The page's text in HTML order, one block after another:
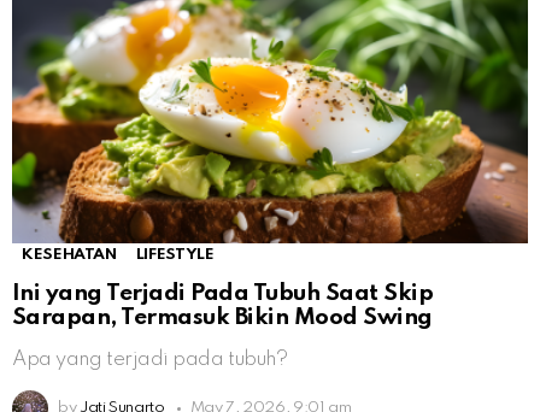
KESEHATAN LIFESTYLE
Ini yang Terjadi Pada Tubuh Saat Skip
Sarapan, Termasuk Bikin Mood Swing
Apa yang terjadi pada tubuh?
by Jati Sunarto May 7, 2026, 9:01 am